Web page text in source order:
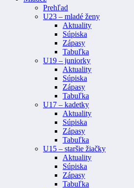
Prehľad
U23 – mladé ženy
Aktuality
Súpiska
Zápasy
Tabuľka
U19 – juniorky
Aktuality
Súpiska
Zápasy
Tabuľka
U17 – kadetky
Aktuality
Súpiska
Zápasy
Tabuľka
U15 – staršie žiačky
Aktuality
Súpiska
Zápasy
Tabuľka